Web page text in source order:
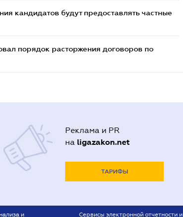
кандидатов будут предоставлять частные
порядок расторжения договоров по
Реклама и PR
на ligazakon.net
ТАРИФЫ
и Сервисы электронной отчетности и